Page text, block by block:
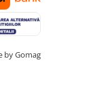
by Gomag